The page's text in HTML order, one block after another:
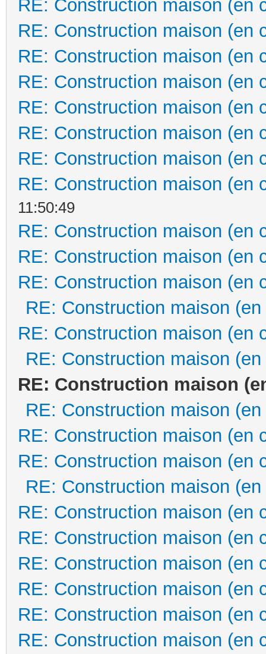
RE: Construction maison (en
RE: Construction maison (en
RE: Construction maison (en
RE: Construction maison (en
RE: Construction maison (en
RE: Construction maison (en
RE: Construction maison (en
RE: Construction maison (en
11:50:49
RE: Construction maison (en
RE: Construction maison (en
RE: Construction maison (en
RE: Construction maison
RE: Construction maison (en
RE: Construction maison
RE: Construction maison
RE: Construction maison
RE: Construction maison (en
RE: Construction maison (en
RE: Construction maison
RE: Construction maison (en
RE: Construction maison (en
RE: Construction maison (en
RE: Construction maison (en
RE: Construction maison (en
RE: Construction maison (en